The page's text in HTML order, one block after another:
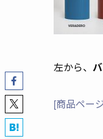
左から、
[商品ペー